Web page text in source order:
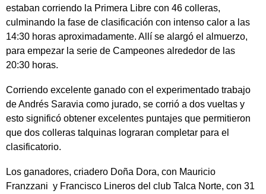
estaban corriendo la Primera Libre con 46 colleras,
culminando la fase de clasificación con intenso calor a las
14:30 horas aproximadamente. Allí se alargó el almuerzo,
para empezar la serie de Campeones alrededor de las
20:30 horas.
Corriendo excelente ganado con el experimentado trabajo
de Andrés Saravia como jurado, se corrió a dos vueltas y
esto significó obtener excelentes puntajes que permitieron
que dos colleras talquinas lograran completar para el
clasificatorio.
Los ganadores, criadero Doña Dora, con Mauricio
Franzzani y Francisco Lineros del club Talca Norte, con 31